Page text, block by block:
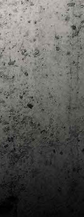
lectura per passar
dues lectures: una
Pública de
de Còmic
cop per participar a
i divulgació del
6, molt ben
del còmic en els temps